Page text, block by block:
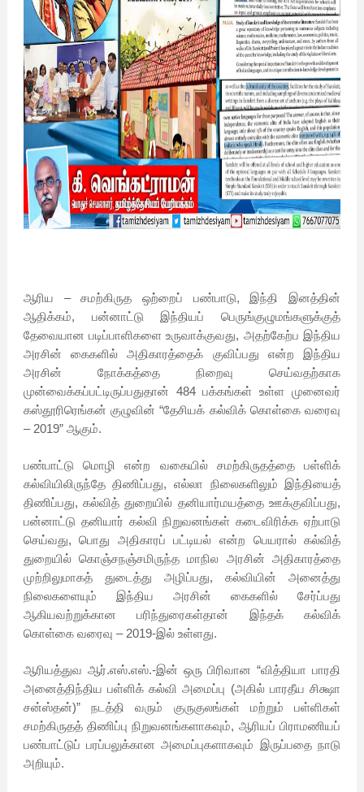
ஆரிய – சமற்கிருத ஒற்றைப் பண்பாடு, இந்தி இனத்தின்
ஆதிக்கம், பன்னாட்டு இந்தியப் பெருங்குழுமங்களுக்குத்
தேவையான படிப்பாளிகளை உருவாக்குவது, அதற்கேற்ப இந்திய
அரசின் கைகளில் அதிகாரத்தைக் குவிப்பது என்ற இந்திய
அரசின் நோக்கத்தை நிறைவு செய்வதற்காக
முன்வைக்கப்பட்டிருப்பதுதான் 484 பக்கங்கள் உள்ள முனைவர்
கஸ்தூரிரெங்கன் குழுவின் “தேசியக் கல்விக் கொள்கை வரைவு
– 2019” ஆகும்.
பண்பாட்டு மொழி என்ற வகையில் சமற்கிருதத்தை பள்ளிக்
கல்வியிலிருந்தே திணிப்பது, எல்லா நிலைகளிலும் இந்தியைத்
திணிப்பது, கல்வித் துறையில் தனியார்மயத்தை ஊக்குவிப்பது,
பன்னாட்டு தனியார் கல்வி நிறுவனங்கள் கடைவிரிக்க ஏற்பாடு
செய்வது, பொது அதிகாரப் பட்டியல் என்ற பெயரால் கல்வித்
துறையில் கொஞ்சநஞ்சமிருந்த மாநில அரசின் அதிகாரத்தை
முற்றிலுமாகத் துடைத்து அழிப்பது, கல்வியின் அனைத்து
நிலைகளையும் இந்திய அரசின் கைகளில் சேர்ப்பது
ஆகியவற்றுக்கான பரிந்துரைகள்தான் இந்தக் கல்விக்
கொள்கை வரைவு – 2019-இல் உள்ளது.
ஆரியத்துவ ஆர்.எஸ்.எஸ்.-இன் ஒரு பிரிவான “வித்தியா பாரதி
அனைத்திந்திய பள்ளிக் கல்வி அமைப்பு (அகில் பாரதீய சிக்ஷா
சன்ஸ்தன்)” நடத்தி வரும் குருகுலங்கள் மற்றும் பள்ளிகள்
சமற்கிருதத் திணிப்பு நிறுவனங்களாகவும், ஆரியப் பிராமணியப்
பண்பாட்டுப் பரப்பலுக்கான அமைப்புகளாகவும் இருப்பதை நாடு
அறியும்.